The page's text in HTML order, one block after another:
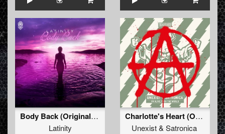
Body Back (Original Mix)
Latinity
Charlotte's Heart (Original Mix)
Unexist& Satronica